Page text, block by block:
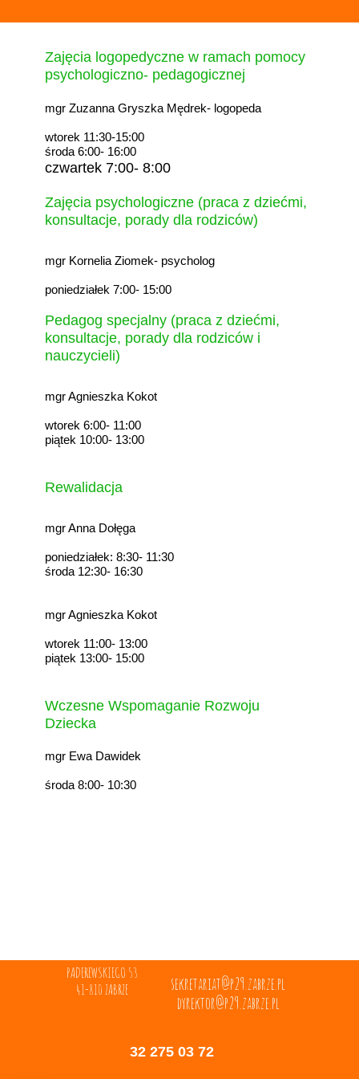
Zajęcia logopedyczne w ramach pomocy
psychologiczno- pedagogicznej
mgr Zuzanna Gryszka Mędrek- logopeda
wtorek 11:30-15:00
środa 6:00- 16:00
czwartek 7:00- 8:00
Zajęcia psychologiczne (praca z dziećmi,
konsultacje, porady dla rodziców)
mgr Kornelia Ziomek- psycholog
poniedziałek 7:00- 15:00
Pedagog specjalny (praca z dziećmi,
konsultacje, porady dla rodziców i
nauczycieli)
mgr Agnieszka Kokot
wtorek 6:00- 11:00
piątek 10:00- 13:00
Rewalidacja
mgr Anna Dołęga
poniedziałek: 8:30- 11:30
środa 12:30- 16:30
mgr Agnieszka Kokot
wtorek 11:00- 13:00
piątek 13:00- 15:00
Wczesne Wspomaganie Rozwoju
Dziecka
mgr Ewa Dawidek
środa 8:00- 10:30
32 275 03 72
PADEREWSKIEGO 53
41-810 ZABRZE
sekretariat@p29.zabrze.pl
dyrektor@p29.zabrze.pl